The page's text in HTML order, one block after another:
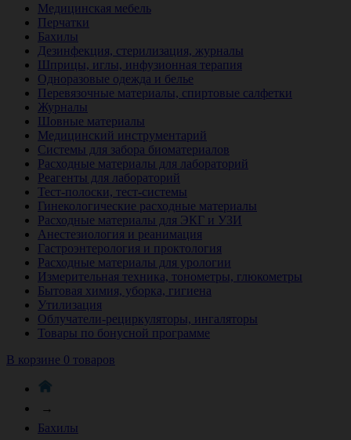
Медицинская мебель
Перчатки
Бахилы
Дезинфекция, стерилизация, журналы
Шприцы, иглы, инфузионная терапия
Одноразовые одежда и белье
Перевязочные материалы, спиртовые салфетки
Журналы
Шовные материалы
Медицинский инструментарий
Системы для забора биоматериалов
Расходные материалы для лабораторий
Реагенты для лабораторий
Тест-полоски, тест-системы
Гинекологические расходные материалы
Расходные материалы для ЭКГ и УЗИ
Анестезиология и реанимация
Гастроэнтерология и проктология
Расходные материалы для урологии
Измерительная техника, тонометры, глюкометры
Бытовая химия, уборка, гигиена
Утилизация
Облучатели-рециркуляторы, ингаляторы
Товары по бонусной программе
В корзине 0 товаров
→
Бахилы